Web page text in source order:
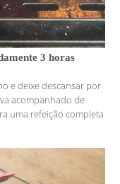
3 horas
e deixe descansar por
acompanhado de
uma refeição completa